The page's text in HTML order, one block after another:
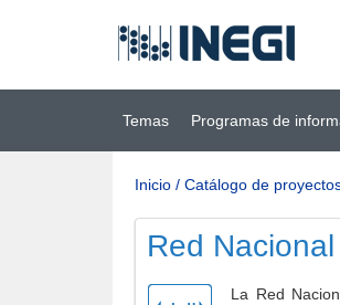
principal
(INEGI)
Temas Programas de
Inicio / Catálogo de
Red
La Red